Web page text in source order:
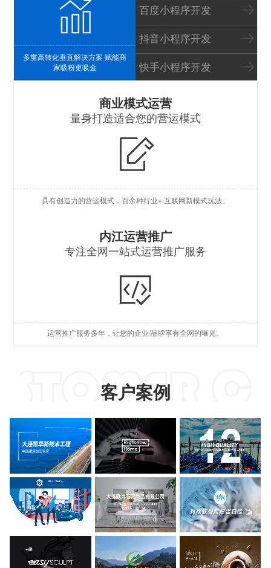
多重高转化垂直解决方案 赋能商
家吸粉更吸金
百度小程序开发
抖音小程序开发
快手小程序开发
商业模式运营
量身打造适合您的营运模式
具有创造力的营运模式，百余种行业+ 互联网新模式玩法。
内江运营推广
专注全网一站式运营推广服务
运营推广服务多年，让您的企业/品牌享有全网的曝光。
客户案例